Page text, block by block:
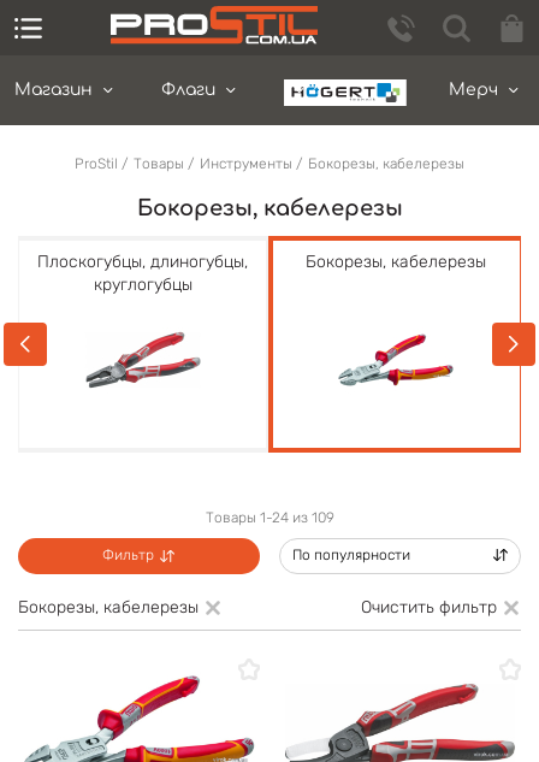
Магазин Флаги Мерч
ProStil Товары Инструменты Бокорезы, кабелерезы
Бокорезы, кабелерезы
Плоскогубцы, длиногубцы,
круглогубцы
Бокорезы, кабелерезы
Товары 1-24 из 109
Фильтр По популярности
Бокорезы, кабелерезы Очистить фильтр